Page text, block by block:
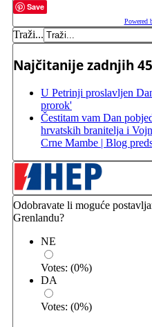
Save
Powered
Traži...
Najčitanije zadnjih
U Petrinji proslavljen
prorok'
Čestitam vam Dan
hrvatskih branitelja i
Crne Mambe | Blog
Odobravate li moguće
Grenlandu?
NE
Votes: (0%)
DA
Votes: (0%)